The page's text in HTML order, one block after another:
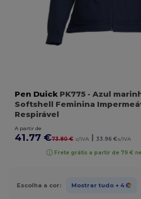
Pen Duick PK775 - Azul
Softshell Feminina
Respirável
A partir de
41.77 €73.80 € c/IVA | 33.96 €s/IVA
Frete grátis a partir de 79 €
Escolha a cor: Mostrar tudo + 4